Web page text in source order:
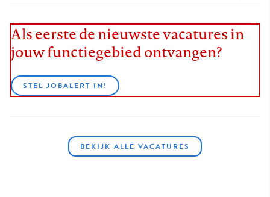
Als eerste de nieuwste vacatures in
jouw functiegebied ontvangen?
STEL JOBALERT IN!
BEKIJK ALLE VACATURES